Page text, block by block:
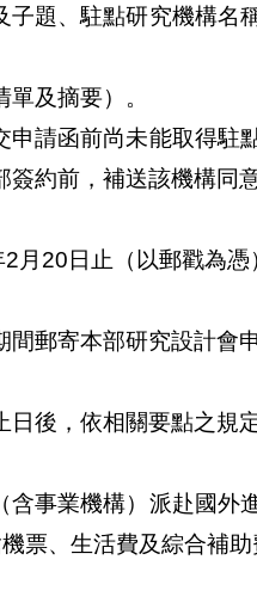
子題、駐點研究機構名
及摘要）。
申請函前尚未能取得駐
約前，補送該機構同意
月20日止（以郵戳為憑
間郵寄本部研究設計會
後，依相關要點之規
含事業機構）派赴國
票、生活費及綜合補助